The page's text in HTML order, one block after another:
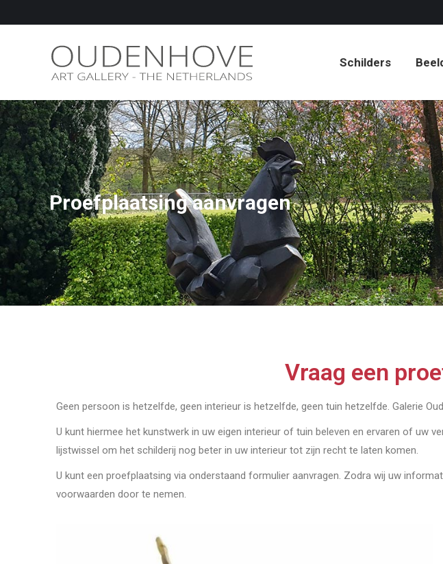
Schilders
Proefplaatsing aanvragen
Vraag een
Geen persoon is hetzelfde, geen interieur is hetzelfde, geen tuin hetzelfde. Galerie
U kunt hiermee het kunstwerk in uw eigen interieur of tuin beleven en ervaren of uw
lijstwissel om het schilderij nog beter in uw interieur tot zijn recht te laten komen.
U kunt een proefplaatsing via onderstaand formulier aanvragen. Zodra wij uw
voorwaarden door te nemen.
Schilders